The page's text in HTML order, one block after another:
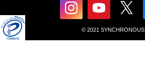
© 2021 SYNCHRONOUS